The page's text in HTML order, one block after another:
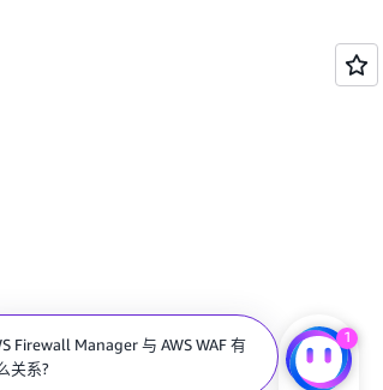
Firewall Manager 与 AWS WAF 有
关系?
1